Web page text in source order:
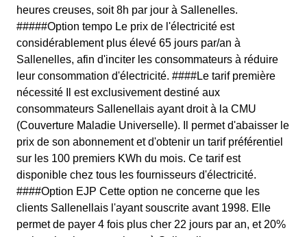
heures creuses, soit 8h par jour à Sallenelles.
#####Option tempo Le prix de l'électricité est
considérablement plus élevé 65 jours par/an à
Sallenelles, afin d'inciter les consommateurs à réduire
leur consommation d'électricité. ####Le tarif première
nécessité Il est exclusivement destiné aux
consommateurs Sallenellais ayant droit à la CMU
(Couverture Maladie Universelle). Il permet d'abaisser le
prix de son abonnement et d'obtenir un tarif préférentiel
sur les 100 premiers KWh du mois. Ce tarif est
disponible chez tous les fournisseurs d'électricité.
####Option EJP Cette option ne concerne que les
clients Sallenellais l'ayant souscrite avant 1998. Elle
permet de payer 4 fois plus cher 22 jours par an, et 20%